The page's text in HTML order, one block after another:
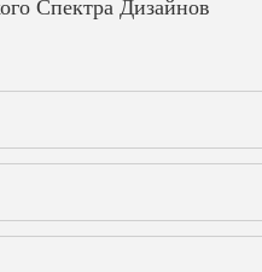
Спектра Дизайнов